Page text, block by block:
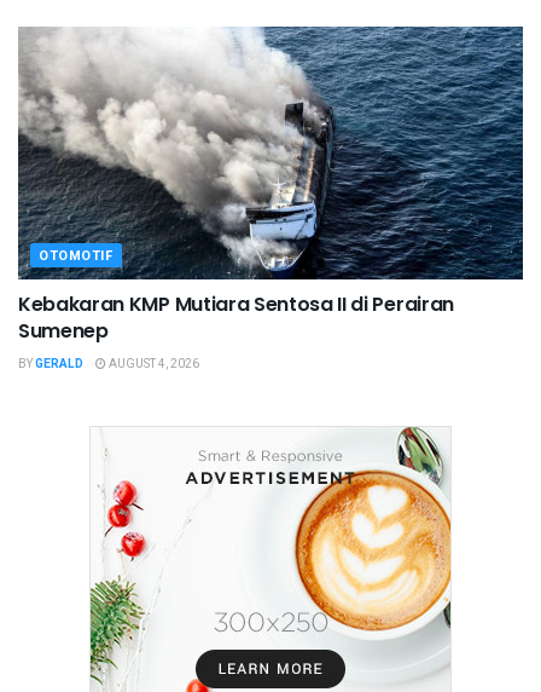
OTOMOTIF
Kebakaran KMP Mutiara Sentosa II di Perairan
Sumenep
BYGERALD AUGUST 4, 2026